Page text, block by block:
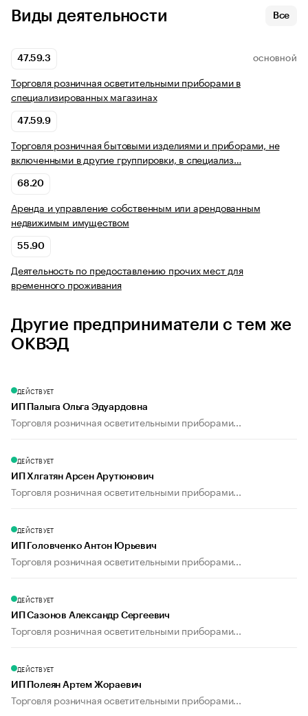
Виды деятельности Все
47.59.3 ОСНОВНОЙ
Торговля розничная осветительными приборами в
специализированных магазинах
47.59.9
Торговля розничная бытовыми изделиями и приборами, не
включенными в другие группировки, в специализ…
68.20
Аренда и управление собственным или арендованным
недвижимым имуществом
55.90
Деятельность по предоставлению прочих мест для
временного проживания
Другие предприниматели с тем же
ОКВЭД
ДЕЙСТВУЕТ
ИП Палыга Ольга Эдуардовна
Торговля розничная осветительными приборами...
ДЕЙСТВУЕТ
ИП Хлгатян Арсен Арутюнович
Торговля розничная осветительными приборами...
ДЕЙСТВУЕТ
ИП Головченко Антон Юрьевич
Торговля розничная осветительными приборами...
ДЕЙСТВУЕТ
ИП Сазонов Александр Сергеевич
Торговля розничная осветительными приборами...
ДЕЙСТВУЕТ
ИП Полеян Артем Жораевич
Торговля розничная осветительными приборами...